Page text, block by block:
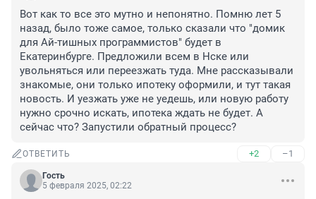
Вот как то все это мутно и непонятно. Помню лет 5
назад, было тоже самое, только сказали что "домик
для Ай-тишных программистов" будет в
Екатеринбурге. Предложили всем в Нске или
увольняться или переезжать туда. Мне рассказывали
знакомые, они только ипотеку оформили, и тут такая
новость. И уезжать уже не уедешь, или новую работу
нужно срочно искать, ипотека ждать не будет. А
сейчас что? Запустили обратный процесс?
ОТВЕТИТЬ +2 –1
Гость
5 февраля 2025, 02:22